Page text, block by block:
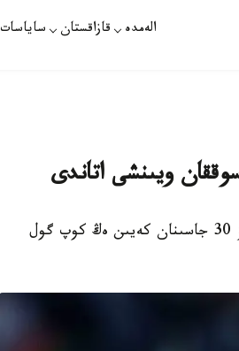
الەمدە قازاقستان ساياسات
پورتۋگاليا كومانداسىنىڭ كاپيتانى ءارى شابۋىلشىسى كريشتيانۋ رونالدۋ 30 جاسىنان كەيىن ەڭ كوپ گول